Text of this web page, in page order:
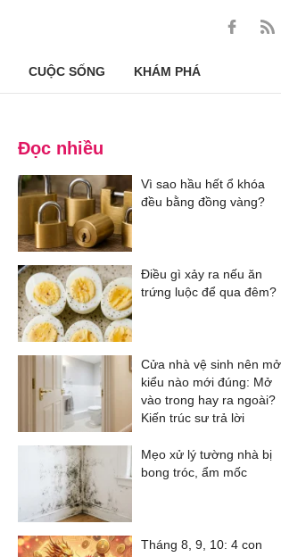
CUỘC SỐNG KHÁM PHÁ
Đọc nhiều
Vì sao hầu hết ổ khóa
đều bằng đồng vàng?
Điều gì xảy ra nếu ăn
trứng luộc để qua đêm?
Cửa nhà vệ sinh nên mở
kiểu nào mới đúng: Mở
vào trong hay ra ngoài?
Kiến trúc sư trả lời
Mẹo xử lý tường nhà bị
bong tróc, ẩm mốc
Tháng 8, 9, 10: 4 con